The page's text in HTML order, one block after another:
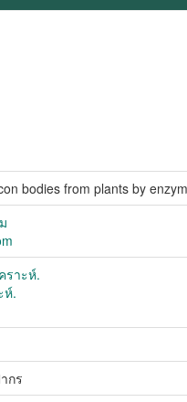
bodies from plants by
ราะห์.
ห์.
กร